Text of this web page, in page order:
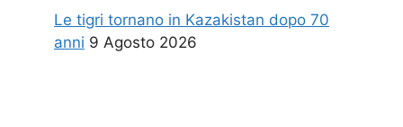
Le tigri tornano in Kazakistan dopo 70
anni 9 Agosto 2026